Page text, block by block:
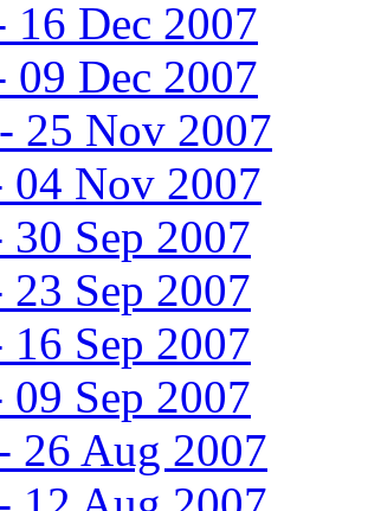
16 Dec 2007
09 Dec 2007
25 Nov 2007
04 Nov 2007
30 Sep 2007
23 Sep 2007
16 Sep 2007
09 Sep 2007
26 Aug 2007